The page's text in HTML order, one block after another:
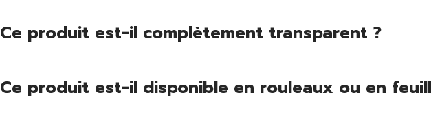
Ce produit est-il complètement transparent ?
Ce produit est-il disponible en rouleaux ou en